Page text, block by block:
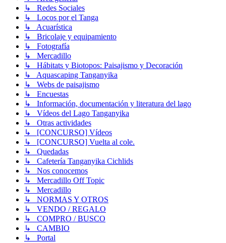
↳ Redes Sociales
↳ Locos por el Tanga
↳ Acuarística
↳ Bricolaje y equipamiento
↳ Fotografía
↳ Mercadillo
↳ Hábitats y Biotopos: Paisajismo y Decoración
↳ Aquascaping Tanganyika
↳ Webs de paisajismo
↳ Encuestas
↳ Información, documentación y literatura del lago
↳ Vídeos del Lago Tanganyika
↳ Otras actividades
↳ [CONCURSO] Vídeos
↳ [CONCURSO] Vuelta al cole.
↳ Quedadas
↳ Cafetería Tanganyika Cichlids
↳ Nos conocemos
↳ Mercadillo Off Topic
↳ Mercadillo
↳ NORMAS Y OTROS
↳ VENDO / REGALO
↳ COMPRO / BUSCO
↳ CAMBIO
↳ Portal